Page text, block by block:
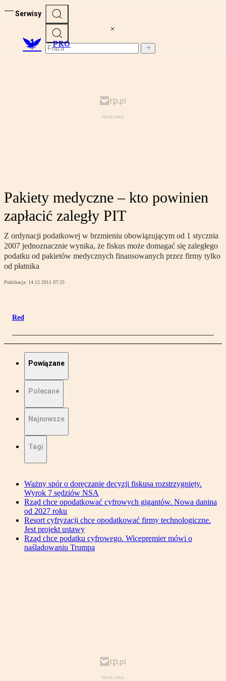
Serwisy
PRO
Pakiety medyczne – kto powinien
zapłacić zaległy PIT
Z ordynacji podatkowej w brzmieniu obowiązującym od 1 stycznia
2007 jednoznacznie wynika, że fiskus może domagać się zaległego
podatku od pakietów medycznych finansowanych przez firmy tylko
od płatnika
Publikacja: 14.12.2011 07:25
Red
Powiązane
Polecane
Najnowsze
Tagi
Ważny spór o doręczanie decyzji fiskusa rozstrzygnięty.
Wyrok 7 sędziów NSA
Rząd chce opodatkować cyfrowych gigantów. Nowa danina
od 2027 roku
Resort cyfryzacji chce opodatkować firmy technologiczne.
Jest projekt ustawy
Rząd chce podatku cyfrowego. Wicepremier mówi o
naśladowaniu Trumpa